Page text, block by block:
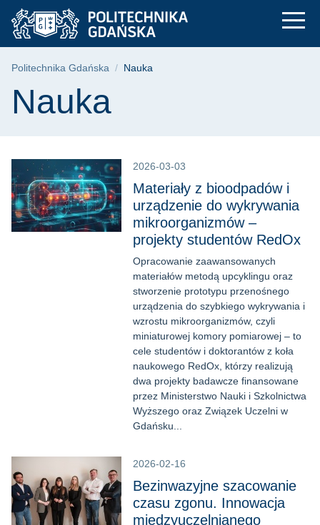
Przejdź
do
menu
Przejdź
do
wyszukiwarki
Przejdź
do
treści
Nauka |
Ścieżka nawigacyjna
Politechnika Gdańska Nauka
Treść strony
Nauka
2026-03-03
Materiały z bioodpadów i
urządzenie do wykrywania
mikroorganizmów –
projekty studentów RedOx
Opracowanie zaawansowanych
materiałów metodą upcyklingu oraz
stworzenie prototypu przenośnego
urządzenia do szybkiego wykrywania i
wzrostu mikroorganizmów, czyli
miniaturowej komory pomiarowej – to
cele studentów i doktorantów z koła
naukowego RedOx, którzy realizują
dwa projekty badawcze finansowane
przez Ministerstwo Nauki i Szkolnictwa
Wyższego oraz Związek Uczelni w
Gdańsku...
2026-02-16
Bezinwazyjne szacowanie
czasu zgonu. Innowacja
międzyuczelnianego